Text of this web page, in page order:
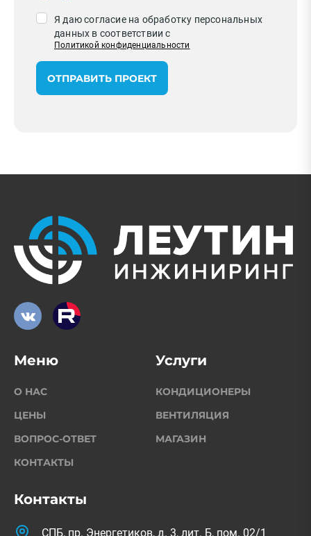
Я даю согласие на обработку персональных
данных в соответствии с
Политикой конфиденциальности
ОТПРАВИТЬ ПРОЕКТ
Контакты
СПБ, пр. Энергетиков, д. 3, лит. Б, пом. 02/1
Меню
О НАС
ЦЕНЫ
ВОПРОС-ОТВЕТ
КОНТАКТЫ
Услуги
КОНДИЦИОНЕРЫ
ВЕНТИЛЯЦИЯ
МАГАЗИН